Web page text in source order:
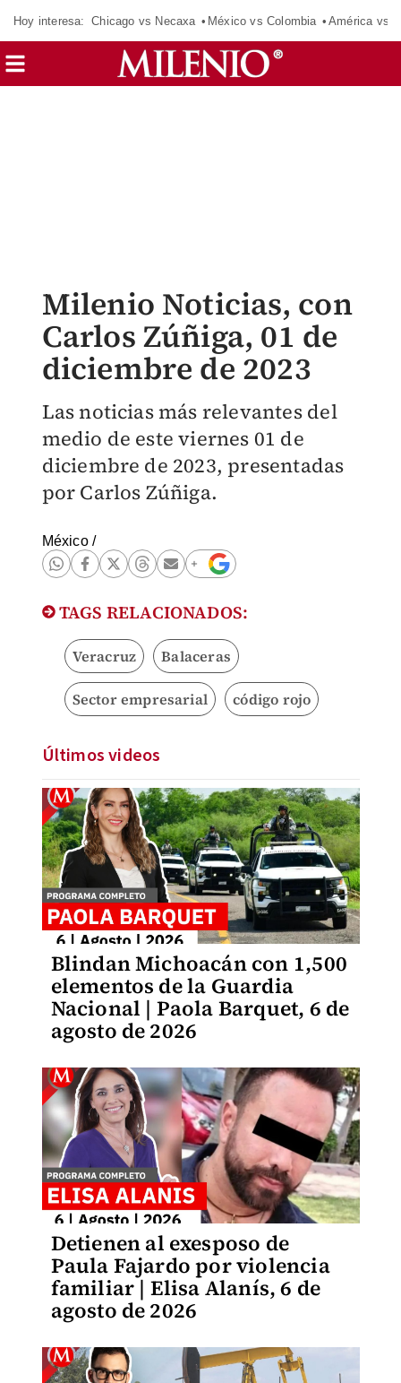
Hoy interesa: Chicago vs Necaxa México vs Colombia América vs
Milenio Noticias, con
Carlos Zúñiga, 01 de
diciembre de 2023
Las noticias más relevantes del
medio de este viernes 01 de
diciembre de 2023, presentadas
por Carlos Zúñiga.
México/
TAGS RELACIONADOS:
Veracruz Balaceras
Sector empresarial código rojo
Últimos videos
Blindan Michoacán con 1,500
elementos de la Guardia
Nacional | Paola Barquet, 6 de
agosto de 2026
Detienen al exesposo de
Paula Fajardo por violencia
familiar | Elisa Alanís, 6 de
agosto de 2026